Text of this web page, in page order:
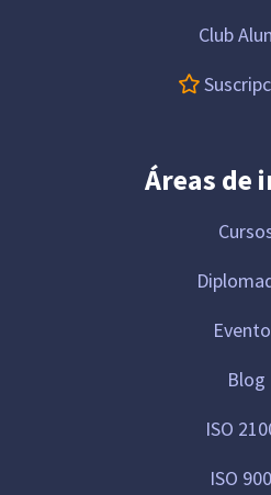
Club
Áreas de
Blog
ISO
ISO